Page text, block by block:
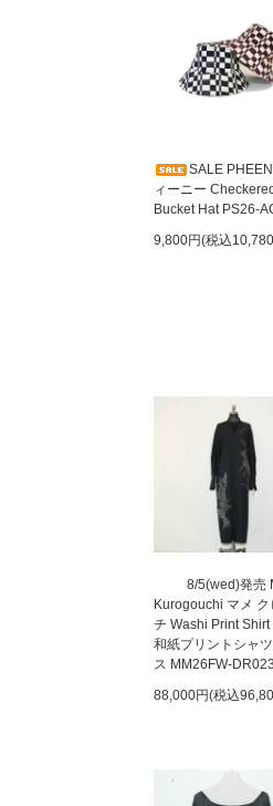
SALE
ィーニー
Bucket Hat PS26-
9,800円(税込
8/5(wed)発売
Kurogouchi マメ ク
チ Washi Print Shirt
和紙プリントシャ
ス MM26FW-
88,000円(税込